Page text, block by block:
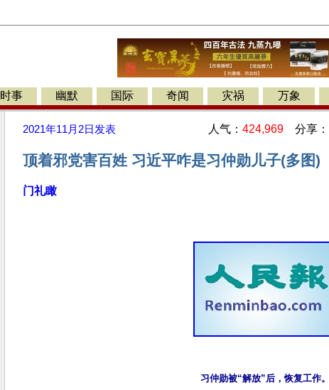
时事 幽默 国际 奇闻 灾祸 万象
2021年11月2日 发表 人气： 424,969 分享：
顶着邪党害百姓 习近平咋是习仲勋儿子(多图)
门礼瞰
习仲勋被“解放”后，恢复工作。